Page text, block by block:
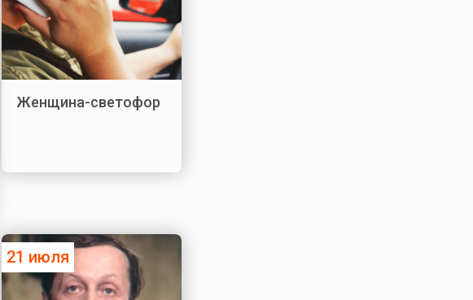
Женщина-светофор
21 июля